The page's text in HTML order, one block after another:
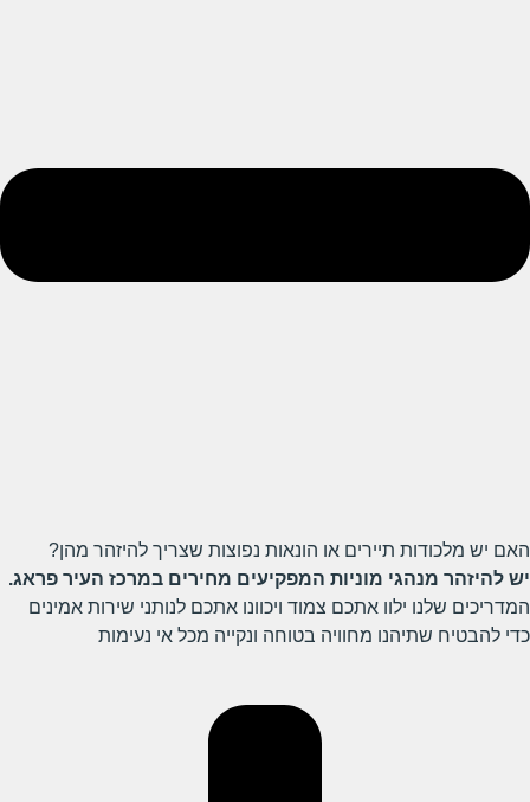
האם יש מלכודות תיירים או הונאות נפוצות שצריך להיזהר מהן?
יש להיזהר מנהגי מוניות המפקיעים מחירים במרכז העיר פראג.
המדריכים שלנו ילוו אתכם צמוד ויכוונו אתכם לנותני שירות אמינים
כדי להבטיח שתיהנו מחוויה בטוחה ונקייה מכל אי נעימות